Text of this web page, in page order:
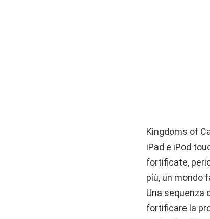
Kingdoms of
iPad e iPod
fortificate,
più, un mondo
Una sequenza
fortificare la